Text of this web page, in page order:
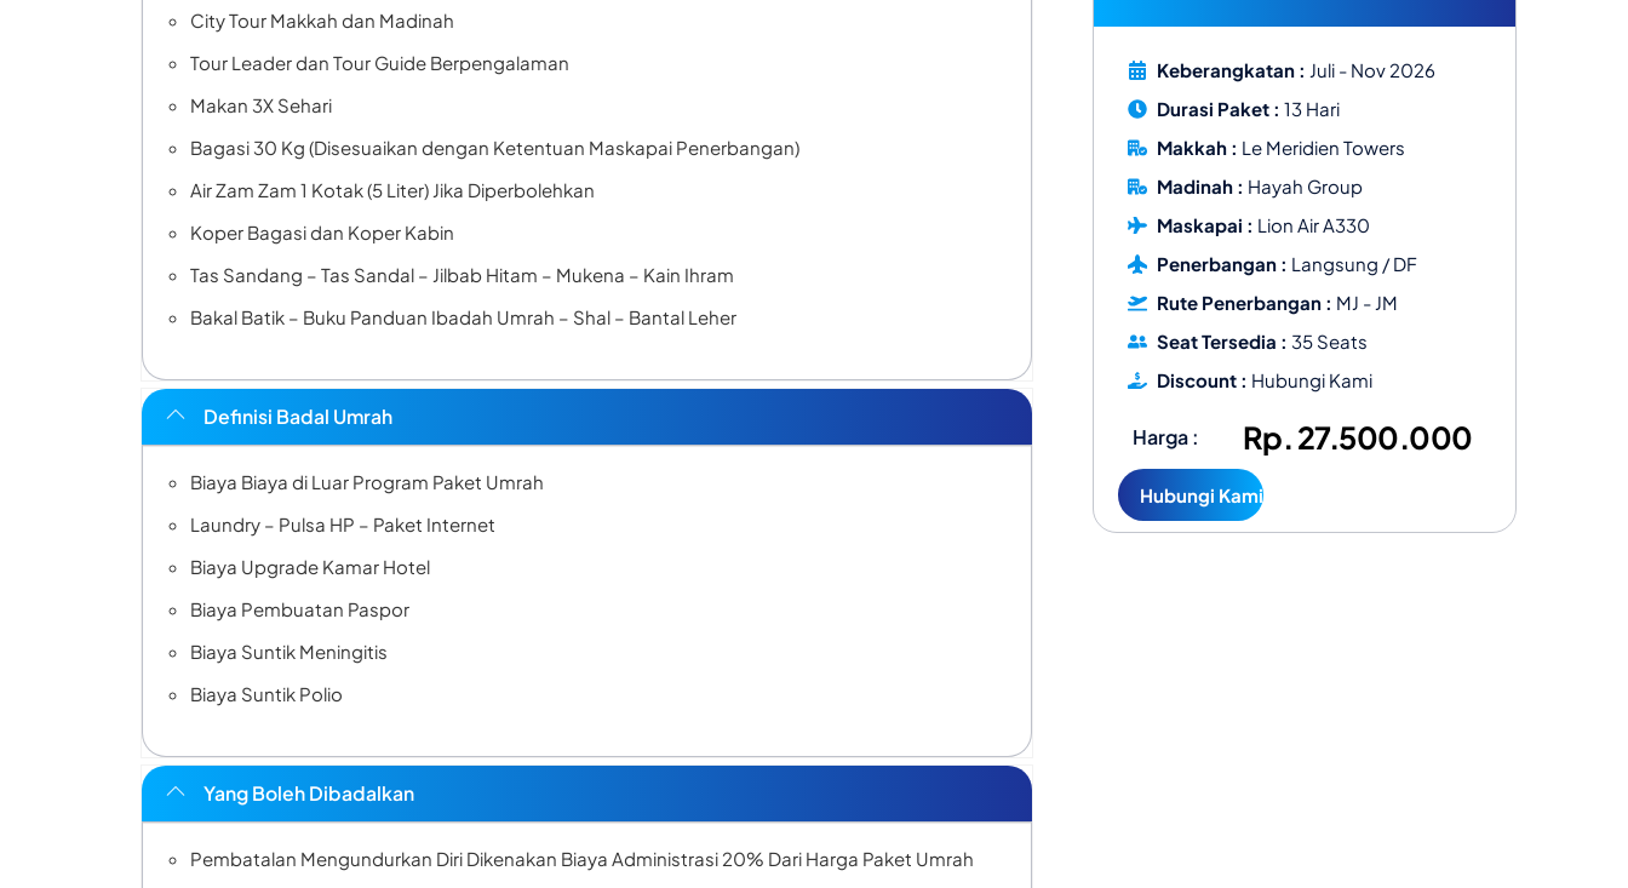
City Tour Makkah dan Madinah
Tour Leader dan Tour Guide Berpengalaman
Makan 3X Sehari
Bagasi 30 Kg (Disesuaikan dengan Ketentuan Maskapai Penerbangan)
Air Zam Zam 1 Kotak (5 Liter) Jika Diperbolehkan
Koper Bagasi dan Koper Kabin
Tas Sandang – Tas Sandal – Jilbab Hitam – Mukena – Kain Ihram
Bakal Batik – Buku Panduan Ibadah Umrah – Shal – Bantal Leher
Definisi Badal Umrah
Biaya Biaya di Luar Program Paket Umrah
Laundry – Pulsa HP – Paket Internet
Biaya Upgrade Kamar Hotel
Biaya Pembuatan Paspor
Biaya Suntik Meningitis
Biaya Suntik Polio
Yang Boleh Dibadalkan
Pembatalan Mengundurkan Diri Dikenakan Biaya Administrasi 20% Dari Harga Paket Umrah
Keberangkatan : Juli - Nov 2026
Durasi Paket : 13 Hari
Makkah : Le Meridien Towers
Madinah : Hayah Group
Maskapai : Lion Air A330
Penerbangan : Langsung / DF
Rute Penerbangan : MJ - JM
Seat Tersedia : 35 Seats
Discount : Hubungi Kami
Harga : Rp. 27.500.000
Hubungi Kami